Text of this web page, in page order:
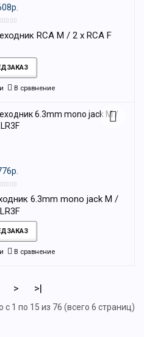
RCA M / 2 x RCA F
В сравнение
6.3mm mono jack M /
В сравнение
> >|
с 1 по 15 из 76 (всего 6 страниц)